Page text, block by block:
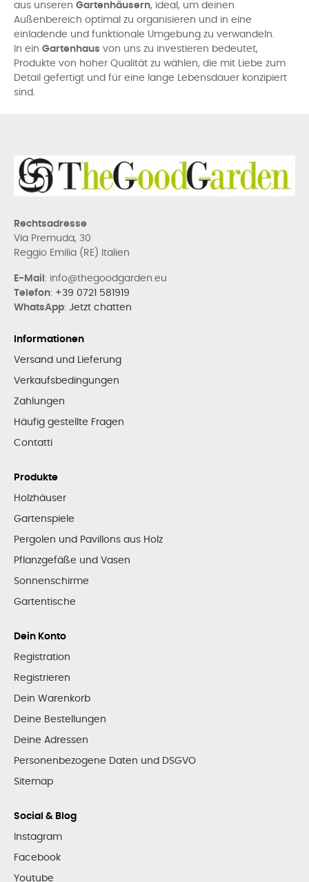
aus unseren Gartenhäusern, ideal, um deinen
Außenbereich optimal zu organisieren und in eine
einladende und funktionale Umgebung zu verwandeln.
In ein Gartenhaus von uns zu investieren bedeutet,
Produkte von hoher Qualität zu wählen, die mit Liebe zum
Detail gefertigt und für eine lange Lebensdauer konzipiert
sind.
Rechtsadresse
Via Premuda, 30
Reggio Emilia (RE) Italien
E-Mail : info@thegoodgarden.eu
Telefon: +39 0721 581919
WhatsApp: Jetzt chatten
Informationen
Versand und Lieferung
Verkaufsbedingungen
Zahlungen
Häufig gestellte Fragen
Contatti
Produkte
Holzhäuser
Gartenspiele
Pergolen und Pavillons aus Holz
Pflanzgefäße und Vasen
Sonnenschirme
Gartentische
Dein Konto
Registration
Registrieren
Dein Warenkorb
Deine Bestellungen
Deine Adressen
Personenbezogene Daten und DSGVO
Sitemap
Social & Blog
Instagram
Facebook
Youtube